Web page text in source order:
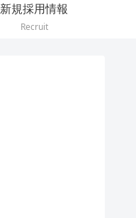
新規採用情報
Recruit